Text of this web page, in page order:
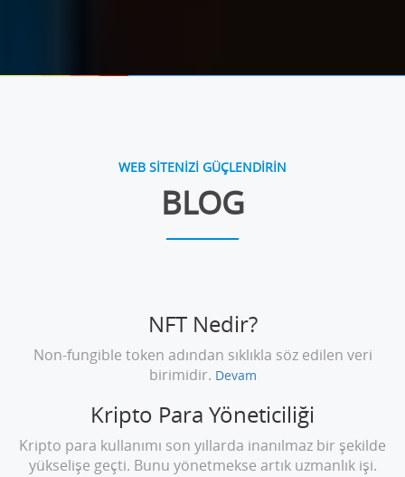
WEB SİTENİZİ GÜÇLENDİRİN
BLOG
NFT Nedir?
Non-fungible token adından sıklıkla söz edilen veri
birimidir. Devam
Kripto Para Yöneticiliği
Kripto para kullanımı son yıllarda inanılmaz bir şekilde
yükselişe geçti. Bunu yönetmekse artık uzmanlık işi.